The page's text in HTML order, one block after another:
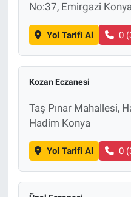
No:37, Emirgazi
Yol Tarifi Al 0
Kozan Eczanesi
Taş Pınar Mahallesi,
Hadim Konya
Yol Tarifi Al 0